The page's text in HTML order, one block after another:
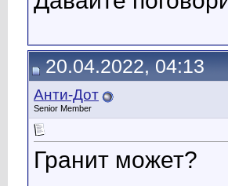
20.04.2022, 04:13
Анти-Дот
Senior Member
Гранит может?